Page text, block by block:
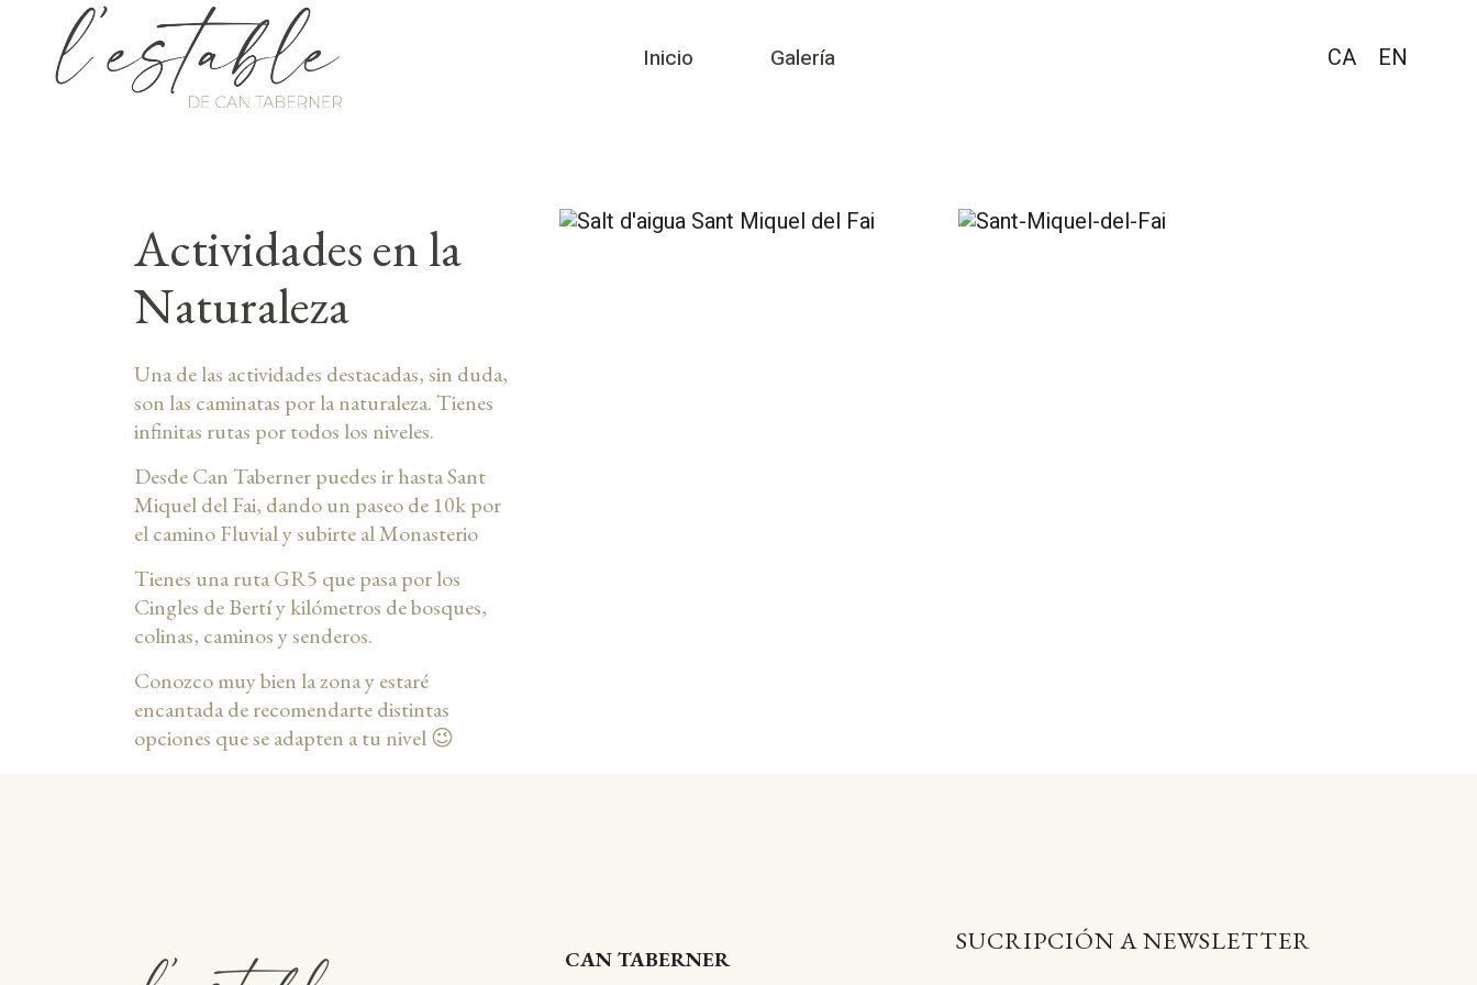
CA EN
Inicio Galería
Actividades en la
Naturaleza
Una de las actividades destacadas, sin duda,
son las caminatas por la naturaleza. Tienes
infinitas rutas por todos los niveles.
Desde Can Taberner puedes ir hasta Sant
Miquel del Fai, dando un paseo de 10k por
el camino Fluvial y subirte al Monasterio
Tienes una ruta GR5 que pasa por los
Cingles de Bertí y kilómetros de bosques,
colinas, caminos y senderos.
Conozco muy bien la zona y estaré
encantada de recomendarte distintas
opciones que se adapten a tu nivel 😉
CAN TABERNER
SUCRIPCIÓN A NEWSLETTER